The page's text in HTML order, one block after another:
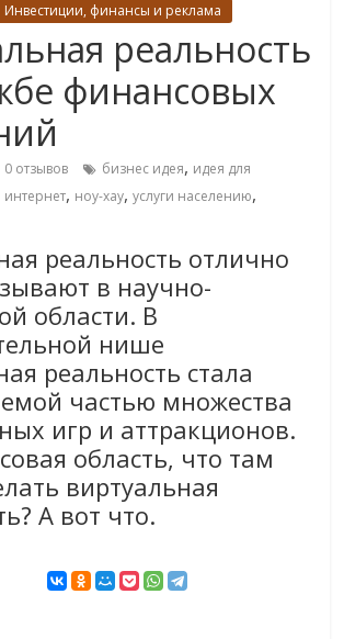
Инвестиции, финансы и реклама
реальность
финансовых
0 отзывов бизнес идея, идея для
интернет, ноу-хау,услуги населению,
реальность отлично
в научно-
области. В
нише
реальность стала
частью множества
игр и аттракционов.
область, что там
виртуальная
А вот что.